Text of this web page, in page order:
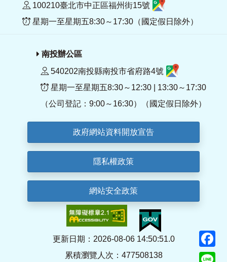
100210臺北市中正區福州街15號
星期一至星期五8:30～17:30（國定假日除外）
南投辦公區
540202南投縣南投市省府路4號
星期一至星期五8:30～12:30 | 13:30～17:30
（公司登記：9:00～16:30）（國定假日除外）
政府網站資料開放宣告
隱私權政策
網站安全政策
更新日期：2026-08-06 14:50:51.0
累積瀏覽人次：477508138